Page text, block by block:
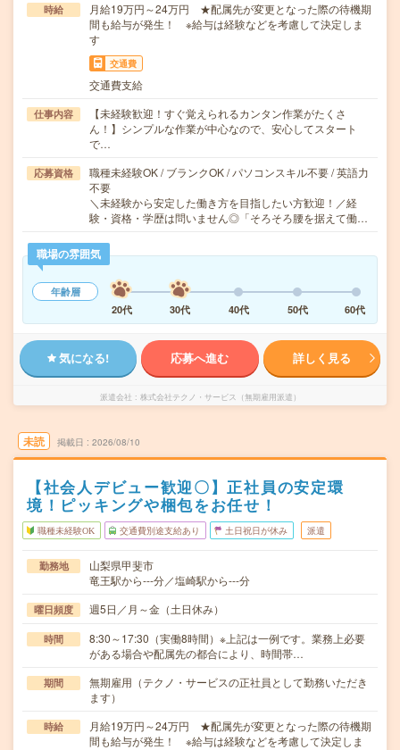
時給
月給19万円～24万円 ★配属先が変更となった際の待機期
間も給与が発生！ ※給与は経験などを考慮して決定しま
す
交通費
交通費支給
仕事内容
【未経験歓迎！すぐ覚えられるカンタン作業がたくさ
ん！】シンプルな作業が中心なので、安心してスタート
で…
応募資格
職種未経験OK / ブランクOK / パソコンスキル不要 / 英語力
不要
＼未経験から安定した働き方を目指したい方歓迎！／経
験・資格・学歴は問いません◎「そろそろ腰を据えて働…
職場の雰囲気
年齢層
20代
30代 40代 50代 60代
気になる! 応募へ進む 詳しく見る
派遣会社 株式会社テクノ・サービス（無期雇用派遣）
未読 掲載日 2026/08/10
【社会人デビュー歓迎〇】正社員の安定環
境！ピッキングや梱包をお任せ！
職種未経験OK 交通費別途支給あり 土日祝日が休み 派遣
勤務地
山梨県甲斐市
竜王駅から---分／塩崎駅から---分
曜日頻度 週5日／月～金（土日休み）
時間
8:30～17:30（実働8時間）※上記は一例です。業務上必要
がある場合や配属先の都合により、時間帯…
期間
無期雇用（テクノ・サービスの正社員として勤務いただき
ます）
時給
月給19万円～24万円 ★配属先が変更となった際の待機期
間も給与が発生！ ※給与は経験などを考慮して決定しま